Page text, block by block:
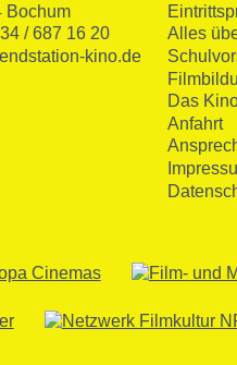
Bochum
/ 687 16 20
kino.de
Alles
Das
Anfahrt